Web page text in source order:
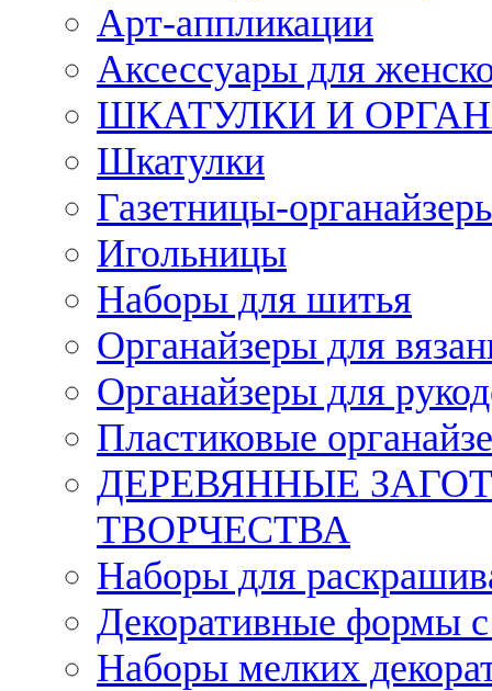
Арт-аппликации
Аксессуары для
ШКАТУЛКИ И
Шкатулки
Газетницы-
Игольницы
Наборы для шитья
Органайзеры для
Органайзеры для
Пластиковые
ДЕРЕВЯННЫЕ
ТВОРЧЕСТВА
Наборы для
Декоративные формы с
Наборы мелких